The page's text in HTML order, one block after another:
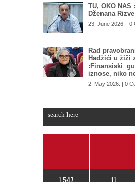
TU, OKO NAS
Dženana Rizve
23. June 2026. | 0
Rad
Hadžići u žiži
:Finansiski
iznose, niko
2. May 2026. | 0